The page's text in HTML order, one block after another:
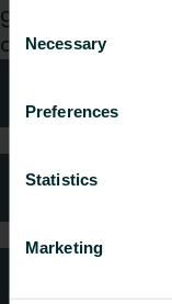
Consent
Selection
Necessary
Preferences
Statistics
Marketing
grossist, välj en
din förfrågan.
Kundtjänst